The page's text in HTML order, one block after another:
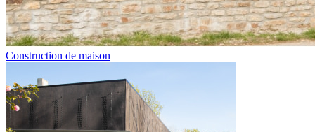
Construction de maison